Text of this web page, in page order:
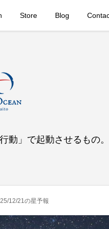
Store Blog
動」で起動させるもの
12/21の星予報